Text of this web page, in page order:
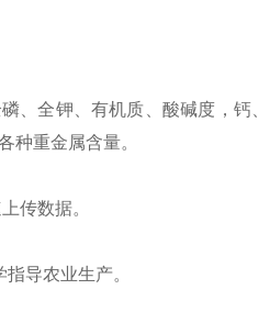
全钾、有机质、酸碱度，钙、
种重金属含量。
传数据。
导农业生产。